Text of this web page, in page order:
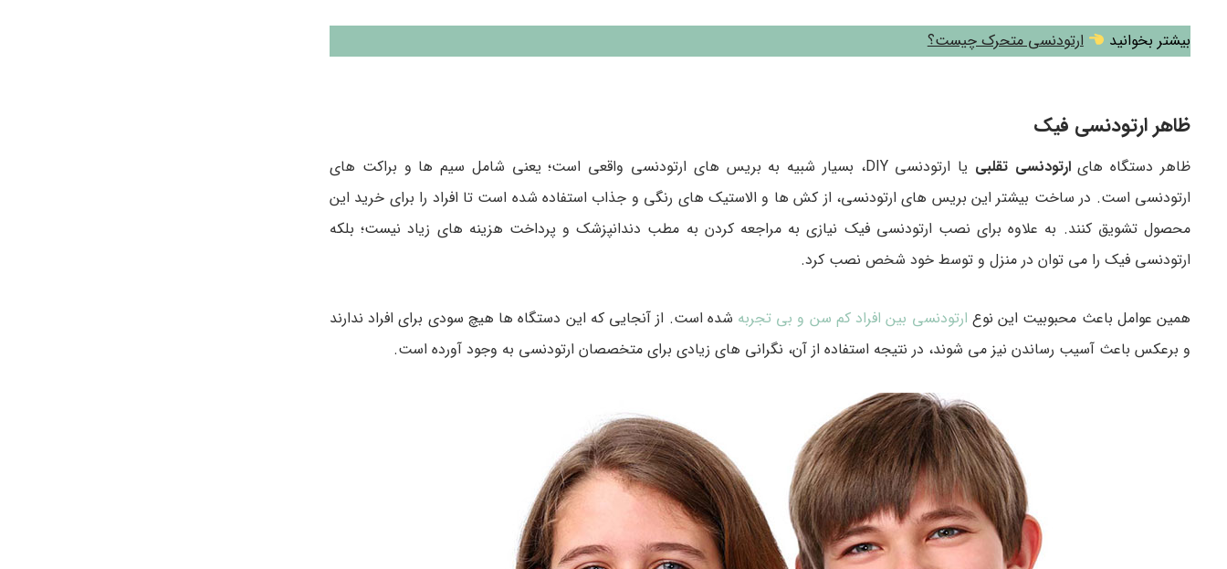
بیشتر بخوانید ارتودنسی متحرک چیست؟
ظاهر ارتودنسی فیک
ظاهر دستگاه هایارتودنسی تقلبی
یا ارتودنسی DIY، بسیار شبیه به بریس های ارتودنسی واقعی است؛ یعنی شامل سیم ها و براکت های
ارتودنسی است. در ساخت بیشتر این بریس های ارتودنسی، از کش ها و الاستیک های رنگی و جذاب استفاده شده است تا افراد را برای خرید این
محصول تشویق کنند. به علاوه برای نصب ارتودنسی فیک نیازی به مراجعه کردن به مطب دندانپزشک و پرداخت هزینه های زیاد نیست؛ بلکه
ارتودنسی فیک را می توان در منزل و توسط خود شخص نصب کرد.
همین عوامل باعث محبوبیت این نوع ارتودنسی بین افراد کم سن و بی تجربه شده است. از آنجایی که این دستگاه ها هیچ سودی برای افراد ندارند
و برعکس باعث آسیب رساندن نیز می شوند، در نتیجه استفاده از آن، نگرانی های زیادی برای متخصصان ارتودنسی به وجود آورده است.